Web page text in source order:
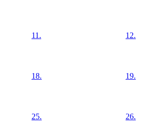
11. 12.
18. 19.
25. 26.